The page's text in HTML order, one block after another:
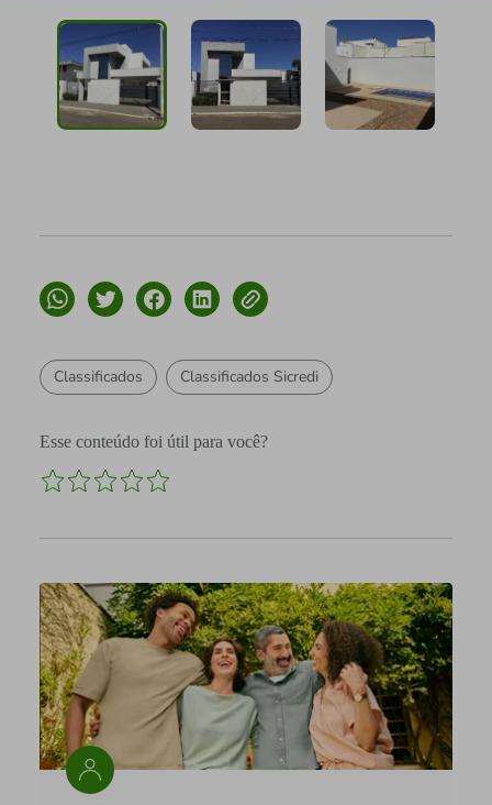
Classificados Classificados Sicredi
Esse conteúdo foi útil para você?